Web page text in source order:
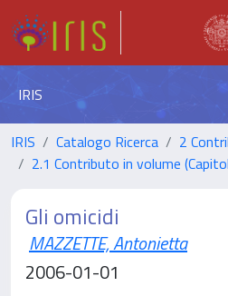
IRIS
IRIS Catalogo Ricerca
2
2.1 Contributo in volume
Gli omicidi
MAZZETTE, Antonietta
2006-01-01